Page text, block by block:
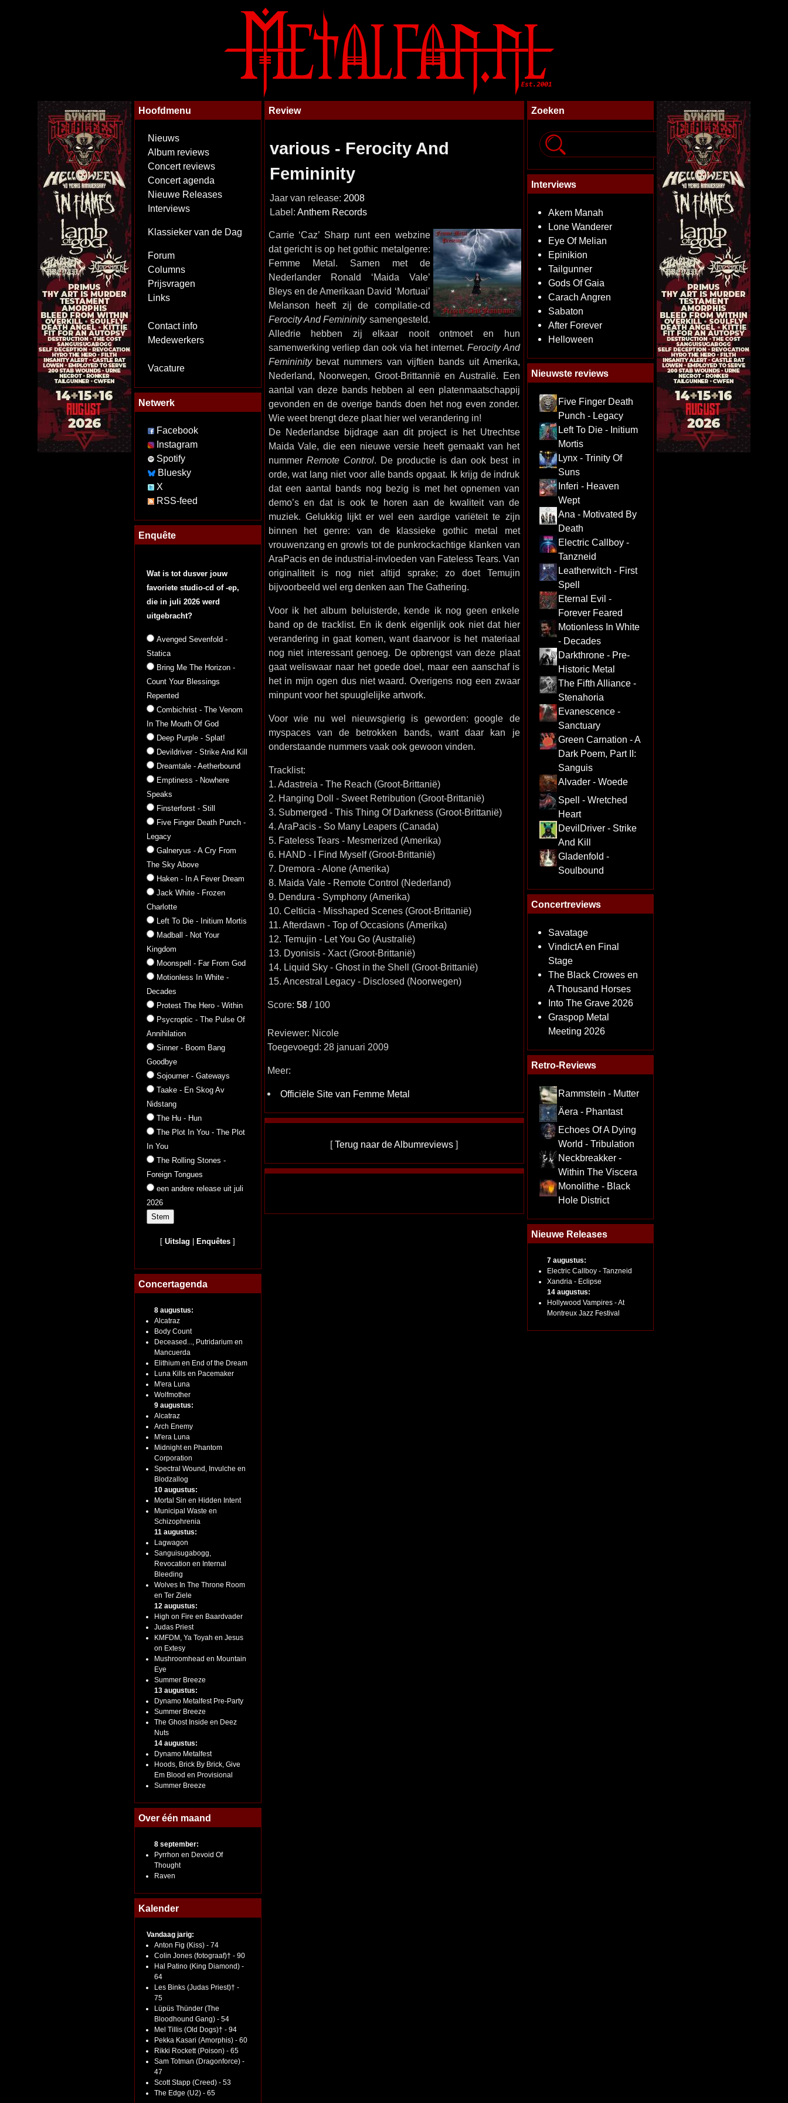
Hoofdmenu
Nieuws
Album reviews
Concert reviews
Concert agenda
Nieuwe Releases
Interviews
Klassieker van de Dag
Forum
Columns
Prijsvragen
Links
Contact info
Medewerkers
Vacature
Netwerk
Facebook
Instagram
Spotify
Bluesky
X
RSS-feed
Enquête
Wat is tot dusver jouw
favoriete studio-cd of -ep,
die in juli 2026 werd
uitgebracht?
Avenged Sevenfold -
Statica
Bring Me The Horizon -
Count Your Blessings
Repented
Combichrist - The Venom
In The Mouth Of God
Deep Purple - Splat!
Devildriver - Strike And Kill
Dreamtale - Aetherbound
Emptiness - Nowhere
Speaks
Finsterforst - Still
Five Finger Death Punch -
Legacy
Galneryus - A Cry From
The Sky Above
Haken - In A Fever Dream
Jack White - Frozen
Charlotte
Left To Die - Initium Mortis
Madball - Not Your
Kingdom
Moonspell - Far From God
Motionless In White -
Decades
Protest The Hero - Within
Psycroptic - The Pulse Of
Annihilation
Sinner - Boom Bang
Goodbye
Sojourner - Gateways
Taake - En Skog Av
Nidstang
The Hu - Hun
The Plot In You - The Plot
In You
The Rolling Stones -
Foreign Tongues
een andere release uit juli
2026
[Uitslag Enquêtes ]
Concertagenda
8 augustus:
Alcatraz
Body Count
Deceased..., Putridarium en
Mancuerda
Elithium en End of the Dream
Luna Kills en Pacemaker
M'era Luna
Wolfmother
9 augustus:
Alcatraz
Arch Enemy
M'era Luna
Midnight en Phantom
Corporation
Spectral Wound, Invulche en
Blodzallog
10 augustus:
Mortal Sin en Hidden Intent
Municipal Waste en
Schizophrenia
11 augustus:
Lagwagon
Sanguisugabogg,
Revocation en Internal
Bleeding
Wolves In The Throne Room
en Ter Ziele
12 augustus:
High on Fire en Baardvader
Judas Priest
KMFDM, Ya Toyah en Jesus
on Extesy
Mushroomhead en Mountain
Eye
Summer Breeze
13 augustus:
Dynamo Metalfest Pre-Party
Summer Breeze
The Ghost Inside en Deez
Nuts
14 augustus:
Dynamo Metalfest
Hoods, Brick By Brick, Give
Em Blood en Provisional
Summer Breeze
Over één maand
8 september:
Pyrrhon en Devoid Of
Thought
Raven
Kalender
Vandaag jarig:
Anton Fig (Kiss) - 74
Colin Jones (fotograaf)† - 90
Hal Patino (King Diamond) -
64
Les Binks (Judas Priest)† -
75
Lüpüs Thünder (The
Bloodhound Gang) - 54
Mel Tillis (Old Dogs)† - 94
Pekka Kasari (Amorphis) - 60
Rikki Rockett (Poison) - 65
Sam Totman (Dragonforce) -
47
Scott Stapp (Creed) - 53
The Edge (U2) - 65
Review
various - Ferocity And
Femininity
Jaar van release: 2008
Label: Anthem Records
Carrie ‘Caz’ Sharp runt een webzine
dat gericht is op het gothic metalgenre:
Femme Metal. Samen met de
Nederlander Ronald ‘Maida Vale’
Bleys en de Amerikaan David ‘Mortuai’
Melanson heeft zij de compilatie-cd
Ferocity And Femininitysamengesteld.
Alledrie hebben zij elkaar nooit ontmoet en hun
samenwerking verliep dan ook via het internet. Ferocity And
Femininitybevat nummers van vijftien bands uit Amerika,
Nederland, Noorwegen, Groot-Brittannië en Australië. Een
aantal van deze bands hebben al een platenmaatschappij
gevonden en de overige bands doen het nog even zonder.
Wie weet brengt deze plaat hier wel verandering in!
De Nederlandse bijdrage aan dit project is het Utrechtse
Maida Vale, die een nieuwe versie heeft gemaakt van het
nummer Remote Control. De productie is dan ook best in
orde, wat lang niet voor alle bands opgaat. Ik krijg de indruk
dat een aantal bands nog bezig is met het opnemen van
demo’s en dat is ook te horen aan de kwaliteit van de
muziek. Gelukkig lijkt er wel een aardige variëteit te zijn
binnen het genre: van de klassieke gothic metal met
vrouwenzang en growls tot de punkrockachtige klanken van
AraPacis en de industrial-invloeden van Fateless Tears. Van
originaliteit is nog niet altijd sprake; zo doet Temujin
bijvoorbeeld wel erg denken aan The Gathering.
Voor ik het album beluisterde, kende ik nog geen enkele
band op de tracklist. En ik denk eigenlijk ook niet dat hier
verandering in gaat komen, want daarvoor is het materiaal
nog niet interessant genoeg. De opbrengst van deze plaat
gaat weliswaar naar het goede doel, maar een aanschaf is
het in mijn ogen dus niet waard. Overigens nog een zwaar
minpunt voor het spuuglelijke artwork.
Voor wie nu wel nieuwsgierig is geworden: google de
myspaces van de betrokken bands, want daar kan je
onderstaande nummers vaak ook gewoon vinden.
Tracklist:
1. Adastreia - The Reach (Groot-Brittanië)
2. Hanging Doll - Sweet Retribution (Groot-Brittanië)
3. Submerged - This Thing Of Darkness (Groot-Brittanië)
4. AraPacis - So Many Leapers (Canada)
5. Fateless Tears - Mesmerized (Amerika)
6. HAND - I Find Myself (Groot-Brittanië)
7. Dremora - Alone (Amerika)
8. Maida Vale - Remote Control (Nederland)
9. Dendura - Symphony (Amerika)
10. Celticia - Misshaped Scenes (Groot-Brittanië)
11. Afterdawn - Top of Occasions (Amerika)
12. Temujin - Let You Go (Australië)
13. Dyonisis - Xact (Groot-Brittanië)
14. Liquid Sky - Ghost in the Shell (Groot-Brittanië)
15. Ancestral Legacy - Disclosed (Noorwegen)
Score: 58/ 100
Reviewer: Nicole
Toegevoegd: 28 januari 2009
Meer:
Officiële Site van Femme Metal
[Terug naar de Albumreviews ]
Zoeken
Interviews
Akem Manah
Lone Wanderer
Eye Of Melian
Epinikion
Tailgunner
Gods Of Gaia
Carach Angren
Sabaton
After Forever
Helloween
Nieuwste reviews
Five Finger Death
Punch - Legacy
Left To Die - Initium
Mortis
Lynx - Trinity Of
Suns
Inferi - Heaven
Wept
Ana - Motivated By
Death
Electric Callboy -
Tanzneid
Leatherwitch - First
Spell
Eternal Evil -
Forever Feared
Motionless In White
- Decades
Darkthrone - Pre-
Historic Metal
The Fifth Alliance -
Stenahoria
Evanescence -
Sanctuary
Green Carnation - A
Dark Poem, Part II:
Sanguis
Alvader - Woede
Spell - Wretched
Heart
DevilDriver - Strike
And Kill
Gladenfold -
Soulbound
Concertreviews
Savatage
VindictA en Final
Stage
The Black Crowes en
A Thousand Horses
Into The Grave 2026
Graspop Metal
Meeting 2026
Retro-Reviews
Rammstein - Mutter
Äera - Phantast
Echoes Of A Dying
World - Tribulation
Neckbreakker -
Within The Viscera
Monolithe - Black
Hole District
Nieuwe Releases
7 augustus:
Electric Callboy - Tanzneid
Xandria - Eclipse
14 augustus:
Hollywood Vampires - At
Montreux Jazz Festival